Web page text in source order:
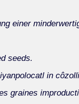
einer
seeds.
in
graines